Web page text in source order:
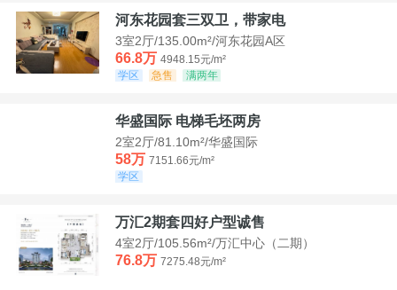
河东花园套三双卫，带家电
3室2厅/135.00m²/河东花园A区
66.8万 4948.15元/m²
学区
急售 满两年
华盛国际 电梯毛坯两房
2室2厅/81.10m²/华盛国际
58万 7151.66元/m²
学区
万汇2期套四好户型诚售
4室2厅/105.56m²/万汇中心（二期）
76.8万 7275.48元/m²